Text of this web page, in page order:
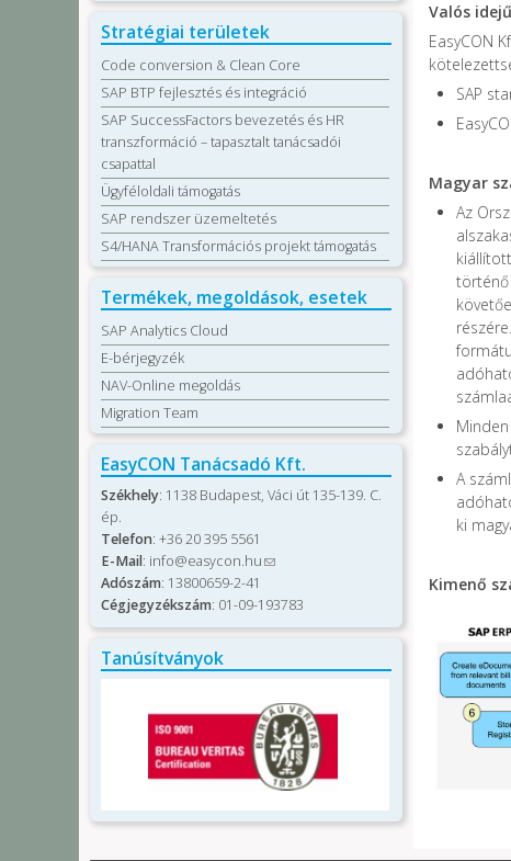
Valós
EasyCON
SAP
Magyar
Az
történő
Minden
A
ki
Kimenő
Stratégiai területek
Code conversion & Clean Core
SAP BTP fejlesztés és integráció
SAP SuccessFactors bevezetés és HR
transzformáció – tapasztalt tanácsadói
csapattal
Ügyféloldali támogatás
SAP rendszer üzemeltetés
S4/HANA Transformációs projekt támogatás
Termékek, megoldások, esetek
SAP Analytics Cloud
E-bérjegyzék
NAV-Online megoldás
Migration Team
EasyCON Tanácsadó Kft.
Székhely: 1138 Budapest, Váci út 135-139. C.
ép.
Telefon: +36 20 395 5561
E-Mail: info@easycon.hu(link sends e-mail)
Adószám: 13800659-2-41
Cégjegyzékszám: 01-09-193783
Tanúsítványok